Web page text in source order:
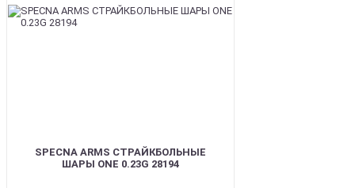
SPECNA ARMS СТРАЙКБОЛЬНЫЕ
ШАРЫ ONE 0.23G 28194